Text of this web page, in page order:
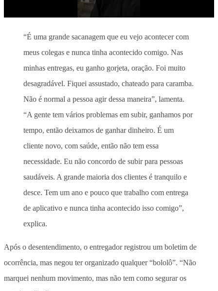
“É uma grande sacanagem que eu vejo acontecer com
meus colegas e nunca tinha acontecido comigo. Nas
minhas entregas, eu ganho gorjeta, oração. Foi muito
desagradável. Fiquei assustado, chateado para caramba.
Não é normal a pessoa agir dessa maneira”, lamenta.
“A gente tem vários problemas em subir, ganhamos por
tempo, então deixamos de ganhar dinheiro. É um
cliente novo, com saúde, então não tem essa
necessidade. Eu não concordo de subir para pessoas
saudáveis. A grande maioria dos clientes é tranquilo e
desce. Tem um ano e pouco que trabalho com entrega
de aplicativo e nunca tinha acontecido isso comigo”,
explica.
Após o desentendimento, o entregador registrou um boletim de
ocorrência, mas negou ter organizado qualquer “bololô”. “Não
marquei nenhum movimento, mas não tem como segurar os